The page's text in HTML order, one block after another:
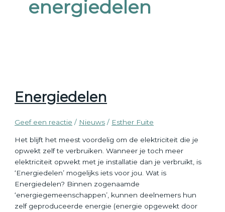
energiedelen
Energiedelen
Geef een reactie / Nieuws / Esther Fuite
Het blijft het meest voordelig om de elektriciteit die je
opwekt zelf te verbruiken. Wanneer je toch meer
elektriciteit opwekt met je installatie dan je verbruikt, is
‘Energiedelen’ mogelijks iets voor jou. Wat is
Energiedelen? Binnen zogenaamde
‘energiegemeenschappen’, kunnen deelnemers hun
zelf geproduceerde energie (energie opgewekt door